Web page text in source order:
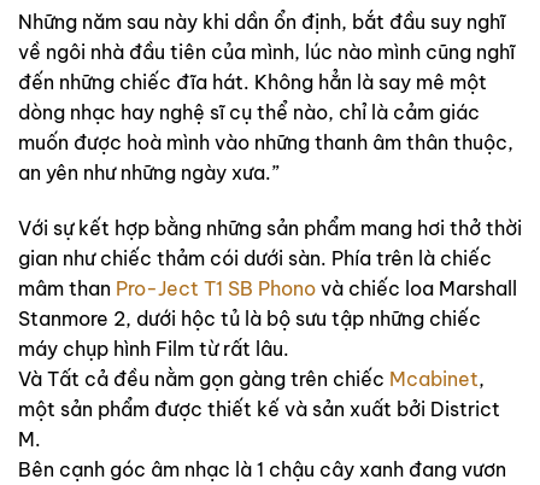
Những năm sau này khi dần ổn định, bắt đầu suy nghĩ
về ngôi nhà đầu tiên của mình, lúc nào mình cũng nghĩ
đến những chiếc đĩa hát. Không hẳn là say mê một
dòng nhạc hay nghệ sĩ cụ thể nào, chỉ là cảm giác
muốn được hoà mình vào những thanh âm thân thuộc,
an yên như những ngày xưa.”
Với sự kết hợp bằng những sản phẩm mang hơi thở thời
gian như chiếc thảm cói dưới sàn. Phía trên là chiếc
mâm than Pro-Ject T1 SB Phono và chiếc loa Marshall
Stanmore 2, dưới hộc tủ là bộ sưu tập những chiếc
máy chụp hình Film từ rất lâu.
Và Tất cả đều nằm gọn gàng trên chiếc Mcabinet,
một sản phẩm được thiết kế và sản xuất bởi District
M.
Bên cạnh góc âm nhạc là 1 chậu cây xanh đang vươn